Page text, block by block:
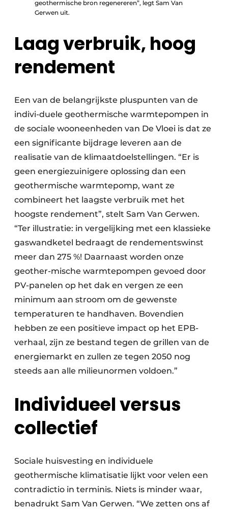
geothermische bron regenereren”, legt Sam Van
Gerwen uit.
Laag verbruik, hoog
rendement
Een van de belangrijkste pluspunten van de
indivi-duele geothermische warmtepompen in
de sociale wooneenheden van De Vloei is dat ze
een significante bijdrage leveren aan de
realisatie van de klimaatdoelstellingen. “Er is
geen energiezuinigere oplossing dan een
geothermische warmtepomp, want ze
combineert het laagste verbruik met het
hoogste rendement”, stelt Sam Van Gerwen.
“Ter illustratie: in vergelijking met een klassieke
gaswandketel bedraagt de rendementswinst
meer dan 275 %! Daarnaast worden onze
geother-mische warmtepompen gevoed door
PV-panelen op het dak en vergen ze een
minimum aan stroom om de gewenste
temperaturen te handhaven. Bovendien
hebben ze een positieve impact op het EPB-
verhaal, zijn ze bestand tegen de grillen van de
energiemarkt en zullen ze tegen 2050 nog
steeds aan alle milieunormen voldoen.”
Individueel versus
collectief
Sociale huisvesting en individuele
geothermische klimatisatie lijkt voor velen een
contradictio in terminis. Niets is minder waar,
benadrukt Sam Van Gerwen. “We zetten ons af